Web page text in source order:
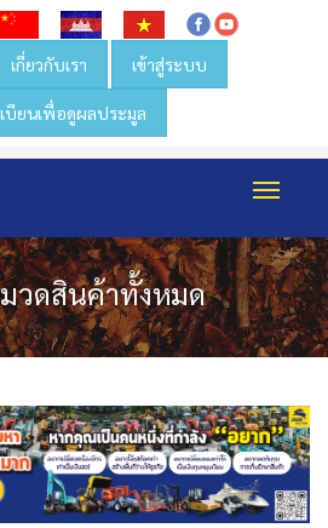
เกี่ยวกับเรา เข้าสู่ระบบ
บียนเพื่อดูผลประมูล
วดสินค้าทั้งหมด